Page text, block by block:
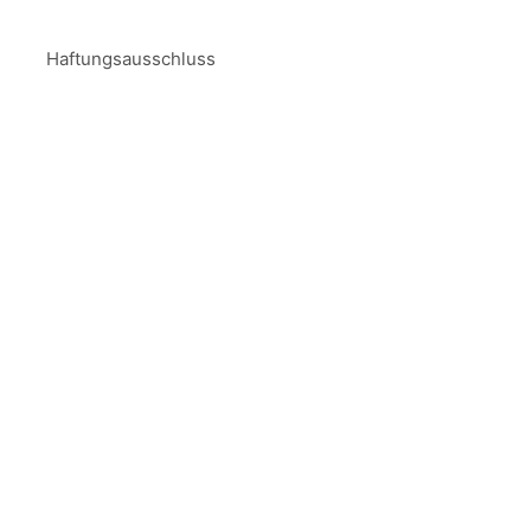
Haftungsausschluss